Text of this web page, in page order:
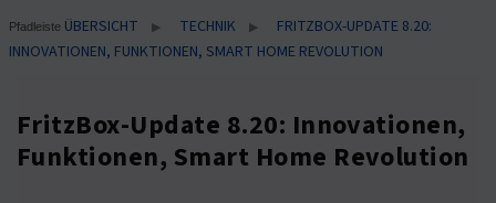
Pfadleiste ÜBERSICHT ▶ TECHNIK ▶
FRITZBOX-UPDATE 8.20:
INNOVATIONEN, FUNKTIONEN, SMART HOME REVOLUTION
FritzBox-Update 8.20: Innovationen,
Funktionen, Smart Home Revolution